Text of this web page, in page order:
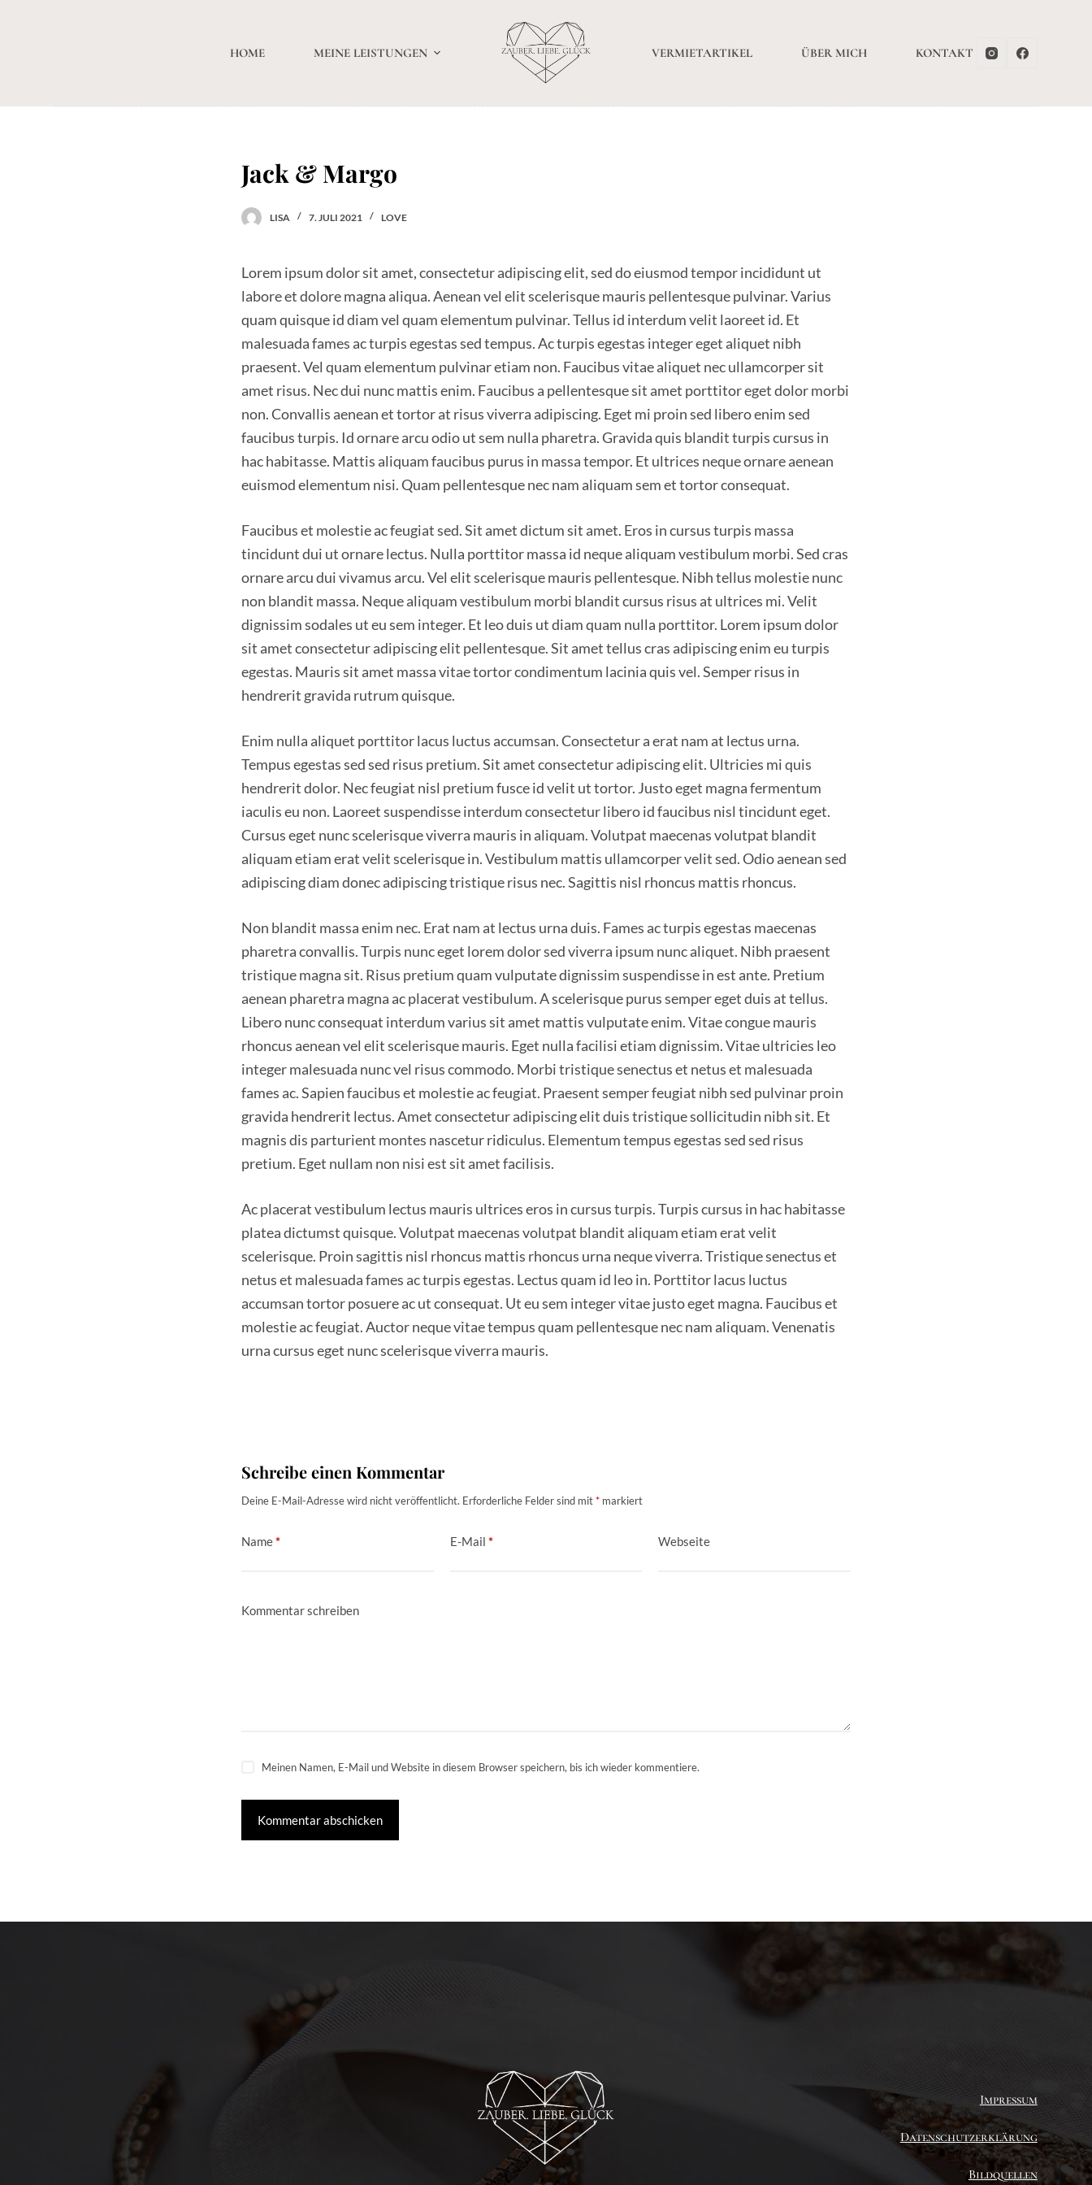
HOME MEINE LEISTUNGEN VERMIETARTIKEL ÜBER MICH KONTAKT
Jack & Margo
LISA 7. JULI 2021 LOVE
Lorem ipsum dolor sit amet, consectetur adipiscing elit, sed do eiusmod tempor incididunt ut
labore et dolore magna aliqua. Aenean vel elit scelerisque mauris pellentesque pulvinar. Varius
quam quisque id diam vel quam elementum pulvinar. Tellus id interdum velit laoreet id. Et
malesuada fames ac turpis egestas sed tempus. Ac turpis egestas integer eget aliquet nibh
praesent. Vel quam elementum pulvinar etiam non. Faucibus vitae aliquet nec ullamcorper sit
amet risus. Nec dui nunc mattis enim. Faucibus a pellentesque sit amet porttitor eget dolor morbi
non. Convallis aenean et tortor at risus viverra adipiscing. Eget mi proin sed libero enim sed
faucibus turpis. Id ornare arcu odio ut sem nulla pharetra. Gravida quis blandit turpis cursus in
hac habitasse. Mattis aliquam faucibus purus in massa tempor. Et ultrices neque ornare aenean
euismod elementum nisi. Quam pellentesque nec nam aliquam sem et tortor consequat.
Faucibus et molestie ac feugiat sed. Sit amet dictum sit amet. Eros in cursus turpis massa
tincidunt dui ut ornare lectus. Nulla porttitor massa id neque aliquam vestibulum morbi. Sed cras
ornare arcu dui vivamus arcu. Vel elit scelerisque mauris pellentesque. Nibh tellus molestie nunc
non blandit massa. Neque aliquam vestibulum morbi blandit cursus risus at ultrices mi. Velit
dignissim sodales ut eu sem integer. Et leo duis ut diam quam nulla porttitor. Lorem ipsum dolor
sit amet consectetur adipiscing elit pellentesque. Sit amet tellus cras adipiscing enim eu turpis
egestas. Mauris sit amet massa vitae tortor condimentum lacinia quis vel. Semper risus in
hendrerit gravida rutrum quisque.
Enim nulla aliquet porttitor lacus luctus accumsan. Consectetur a erat nam at lectus urna.
Tempus egestas sed sed risus pretium. Sit amet consectetur adipiscing elit. Ultricies mi quis
hendrerit dolor. Nec feugiat nisl pretium fusce id velit ut tortor. Justo eget magna fermentum
iaculis eu non. Laoreet suspendisse interdum consectetur libero id faucibus nisl tincidunt eget.
Cursus eget nunc scelerisque viverra mauris in aliquam. Volutpat maecenas volutpat blandit
aliquam etiam erat velit scelerisque in. Vestibulum mattis ullamcorper velit sed. Odio aenean sed
adipiscing diam donec adipiscing tristique risus nec. Sagittis nisl rhoncus mattis rhoncus.
Non blandit massa enim nec. Erat nam at lectus urna duis. Fames ac turpis egestas maecenas
pharetra convallis. Turpis nunc eget lorem dolor sed viverra ipsum nunc aliquet. Nibh praesent
tristique magna sit. Risus pretium quam vulputate dignissim suspendisse in est ante. Pretium
aenean pharetra magna ac placerat vestibulum. A scelerisque purus semper eget duis at tellus.
Libero nunc consequat interdum varius sit amet mattis vulputate enim. Vitae congue mauris
rhoncus aenean vel elit scelerisque mauris. Eget nulla facilisi etiam dignissim. Vitae ultricies leo
integer malesuada nunc vel risus commodo. Morbi tristique senectus et netus et malesuada
fames ac. Sapien faucibus et molestie ac feugiat. Praesent semper feugiat nibh sed pulvinar proin
gravida hendrerit lectus. Amet consectetur adipiscing elit duis tristique sollicitudin nibh sit. Et
magnis dis parturient montes nascetur ridiculus. Elementum tempus egestas sed sed risus
pretium. Eget nullam non nisi est sit amet facilisis.
Ac placerat vestibulum lectus mauris ultrices eros in cursus turpis. Turpis cursus in hac habitasse
platea dictumst quisque. Volutpat maecenas volutpat blandit aliquam etiam erat velit
scelerisque. Proin sagittis nisl rhoncus mattis rhoncus urna neque viverra. Tristique senectus et
netus et malesuada fames ac turpis egestas. Lectus quam id leo in. Porttitor lacus luctus
accumsan tortor posuere ac ut consequat. Ut eu sem integer vitae justo eget magna. Faucibus et
molestie ac feugiat. Auctor neque vitae tempus quam pellentesque nec nam aliquam. Venenatis
urna cursus eget nunc scelerisque viverra mauris.
Schreibe einen Kommentar
Deine E-Mail-Adresse wird nicht veröffentlicht. Erforderliche Felder sind mit* markiert
Name* E-Mail * Webseite
Kommentar schreiben
Meinen Namen, E-Mail und Website in diesem Browser speichern, bis ich wieder kommentiere.
Kommentar abschicken
Impressum
Datenschutzerklärung
Bildquellen